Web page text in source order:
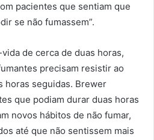
pacientes que sentiam que
se não fumassem”.
de cerca de duas horas,
precisam resistir ao
horas seguidas. Brewer
que podiam durar duas horas
novos hábitos de não fumar,
até que não sentissem mais